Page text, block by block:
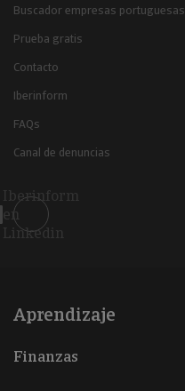
Buscador empresas portuguesas
Prueba gratis
Contacto
Iberinform
FAQs
Canal de denuncias
Iberinform
en
Linkedin
Aprendizaje
Finanzas